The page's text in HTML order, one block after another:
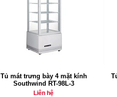
Tủ mát trưng bày 4 mặt kính
Southwind RT-98L-3
Liên hệ